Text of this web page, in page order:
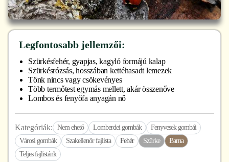
Legfontosabb jellemzői:
Szürkésfehér, gyapjas, kagyló formájú kalap
Szürkésrózsás, hosszában kettéhasadt lemezek
Tönk nincs vagy csökevényes
Több termőtest egymás mellett, akár összenőve
Lombos és fenyőfa anyagán nő
Kategóriák: Nem ehető Lomberdei gombák
Fenyvesek gombái
Városi gombák
Szakellenőr fajlista Fehér Szürke
Barna
Teljes fajlistánk